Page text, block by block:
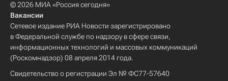
© 2026 МИА «Россия сегодня»
Вакансии
Сетевое издание РИА Новости зарегистрировано
в Федеральной службе по надзору в сфере связи,
информационных технологий и массовых коммуникаций
(Роскомнадзор) 08 апреля 2014 года.
Свидетельство о регистрации Эл № ФС77-57640